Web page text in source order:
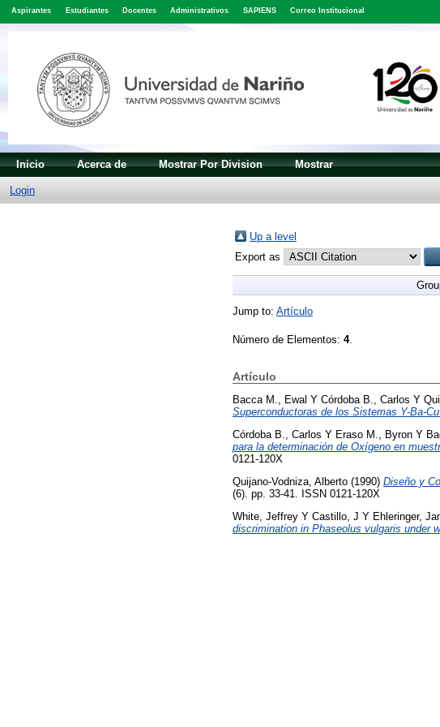
Aspirantes Estudiantes Docentes Administrativos SAPIENS Correo Institucional
Inicio Acerca de Mostrar Por Division Mostrar
Login
Up a level
Export as
Jump to: Artículo
Número de Elementos: 4.
Artículo
Bacca M., Ewal Y Córdoba B., Carlos Y
Superconductoras de los Sistemas Y-Ba-
Córdoba B., Carlos Y Eraso M., Byron Y
para la determinación de Oxígeno en
0121-120X
Quijano-Vodniza, Alberto (1990) Diseño y
(6). pp. 33-41. ISSN 0121-120X
White, Jeffrey Y Castillo, J Y Ehleringer,
discrimination in Phaseolus vulgaris under